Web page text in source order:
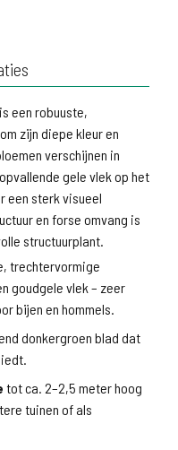
is een robuuste,
zijn diepe kleur en
verschijnen in
gele vlek op het
een sterk visueel
en forse omvang is
structuurplant.
trechtervormige
goudgele vlek – zeer
bijen en hommels.
donkergroen blad dat
tot ca. 2–2,5 meter hoog
tuinen of als